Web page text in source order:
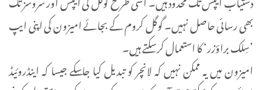
بھی رسائی حاصل نہیں۔ گوگل کروم کے بجائے امیزون کی اپنی ایپ
’سِلک براؤزر‘ کا استعمال کرسکتے ہیں۔
امیزون میں یہ ممکن نہیں کہ لانچر کو تبدیل کیا جاسکے جیسا کہ اینڈروئیڈ